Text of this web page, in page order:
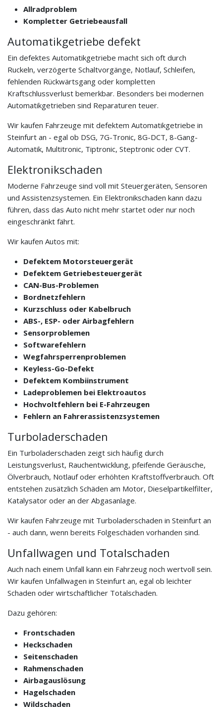
Allradproblem
Kompletter Getriebeausfall
Automatikgetriebe defekt
Ein defektes Automatikgetriebe macht sich oft durch
Ruckeln, verzögerte Schaltvorgänge, Notlauf, Schleifen,
fehlenden Rückwärtsgang oder kompletten
Kraftschlussverlust bemerkbar. Besonders bei modernen
Automatikgetrieben sind Reparaturen teuer.
Wir kaufen Fahrzeuge mit defektem Automatikgetriebe in
Steinfurt an - egal ob DSG, 7G-Tronic, 8G-DCT, 8-Gang-
Automatik, Multitronic, Tiptronic, Steptronic oder CVT.
Elektronikschaden
Moderne Fahrzeuge sind voll mit Steuergeräten, Sensoren
und Assistenzsystemen. Ein Elektronikschaden kann dazu
führen, dass das Auto nicht mehr startet oder nur noch
eingeschränkt fährt.
Wir kaufen Autos mit:
Defektem Motorsteuergerät
Defektem Getriebesteuergerät
CAN-Bus-Problemen
Bordnetzfehlern
Kurzschluss oder Kabelbruch
ABS-, ESP- oder Airbagfehlern
Sensorproblemen
Softwarefehlern
Wegfahrsperrenproblemen
Keyless-Go-Defekt
Defektem Kombiinstrument
Ladeproblemen bei Elektroautos
Hochvoltfehlern bei E-Fahrzeugen
Fehlern an Fahrerassistenzsystemen
Turboladerschaden
Ein Turboladerschaden zeigt sich häufig durch
Leistungsverlust, Rauchentwicklung, pfeifende Geräusche,
Ölverbrauch, Notlauf oder erhöhten Kraftstoffverbrauch. Oft
entstehen zusätzlich Schäden am Motor, Dieselpartikelfilter,
Katalysator oder an der Abgasanlage.
Wir kaufen Fahrzeuge mit Turboladerschaden in Steinfurt an
- auch dann, wenn bereits Folgeschäden vorhanden sind.
Unfallwagen und Totalschaden
Auch nach einem Unfall kann ein Fahrzeug noch wertvoll sein.
Wir kaufen Unfallwagen in Steinfurt an, egal ob leichter
Schaden oder wirtschaftlicher Totalschaden.
Dazu gehören:
Frontschaden
Heckschaden
Seitenschaden
Rahmenschaden
Airbagauslösung
Hagelschaden
Wildschaden